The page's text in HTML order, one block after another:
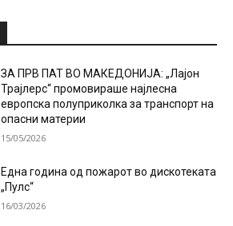
ЗА ПРВ ПАТ ВО МАКЕДОНИЈА: „Лајон
Трајлерс“ промовираше најлесна
европска полуприколка за транспорт на
опасни материи
15/05/2026
Една година од пожарот во дискотеката
„Пулс“
16/03/2026